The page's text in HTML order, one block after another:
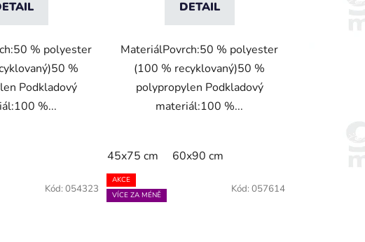
% polyester
%
Podkladový
%...
DETAIL
MateriálPovrch:50 % polyester
(100 % recyklovaný)50 %
polypropylen Podkladový
materiál:100 %...
45x75 cm 60x90 cm
Kód: 054323
AKCE
VÍCE ZA MÉNĚ
Kód: 057614